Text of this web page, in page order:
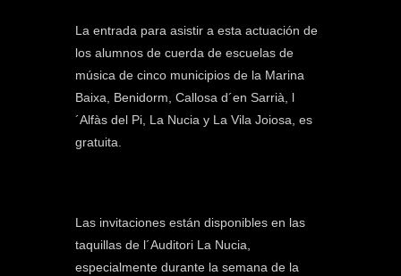
La entrada para asistir a esta actuación de
los alumnos de cuerda de escuelas de
música de cinco municipios de la Marina
Baixa, Benidorm, Callosa d´en Sarrià, l
´Alfàs del Pi, La Nucia y La Vila Joiosa, es
gratuita.
Las invitaciones están disponibles en las
taquillas de l´Auditori La Nucia,
especialmente durante la semana de la